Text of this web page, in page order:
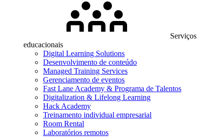
Serviços
educacionais
Digital Learning Solutions
Desenvolvimento de conteúdo
Managed Training Services
Gerenciamento de eventos
Fast Lane Academy & Programa de Talentos
Digitalization & Lifelong Learning
Hack Academy
Treinamento individual empresarial
Room Rental
Laboratórios remotos